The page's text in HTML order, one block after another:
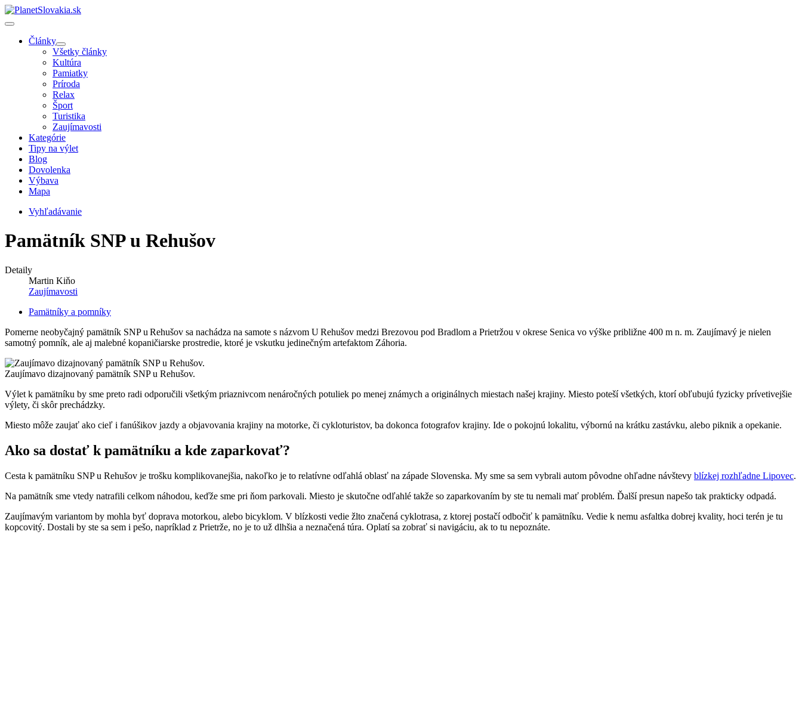
Články
Všetky články
Kultúra
Pamiatky
Príroda
Relax
Šport
Turistika
Zaujímavosti
Kategórie
Tipy na výlet
Blog
Dovolenka
Výbava
Mapa
Vyhľadávanie
Pamätník SNP u Rehušov
Detaily
Martin Kiňo
Zaujímavosti
Pamätníky a pomníky
Pomerne neobyčajný pamätník SNP u Rehušov sa nachádza na samote s názvom U Rehušov medzi Brezovou pod Bradlom a Prietržou v okrese Senica vo výške približne 400 m n. m. Zaujímavý je nielen
samotný pomník, ale aj malebné kopaničiarske prostredie, ktoré je vskutku jedinečným artefaktom Záhoria.
Zaujímavo dizajnovaný pamätník SNP u Rehušov.
Výlet k pamätníku by sme preto radi odporučili všetkým priaznivcom nenáročných potuliek po menej známych a originálnych miestach našej krajiny. Miesto poteší všetkých, ktorí obľubujú fyzicky prívetivejšie
výlety, či skôr prechádzky.
Miesto môže zaujať ako cieľ i fanúšikov jazdy a objavovania krajiny na motorke, či cykloturistov, ba dokonca fotografov krajiny. Ide o pokojnú lokalitu, výbornú na krátku zastávku, alebo piknik a opekanie.
Ako sa dostať k pamätníku a kde zaparkovať?
Cesta k pamätníku SNP u Rehušov je trošku komplikovanejšia, nakoľko je to relatívne odľahlá oblasť na západe Slovenska. My sme sa sem vybrali autom pôvodne ohľadne návštevy blízkej rozhľadne Lipovec.
Na pamätník sme vtedy natrafili celkom náhodou, keďže sme pri ňom parkovali. Miesto je skutočne odľahlé takže so zaparkovaním by ste tu nemali mať problém. Ďalší presun napešo tak prakticky odpadá.
Zaujímavým variantom by mohla byť doprava motorkou, alebo bicyklom. V blízkosti vedie žlto značená cyklotrasa, z ktorej postačí odbočiť k pamätníku. Vedie k nemu asfaltka dobrej kvality, hoci terén je tu
kopcovitý. Dostali by ste sa sem i pešo, napríklad z Prietrže, no je to už dlhšia a neznačená túra. Oplatí sa zobrať si navigáciu, ak to tu nepoznáte.